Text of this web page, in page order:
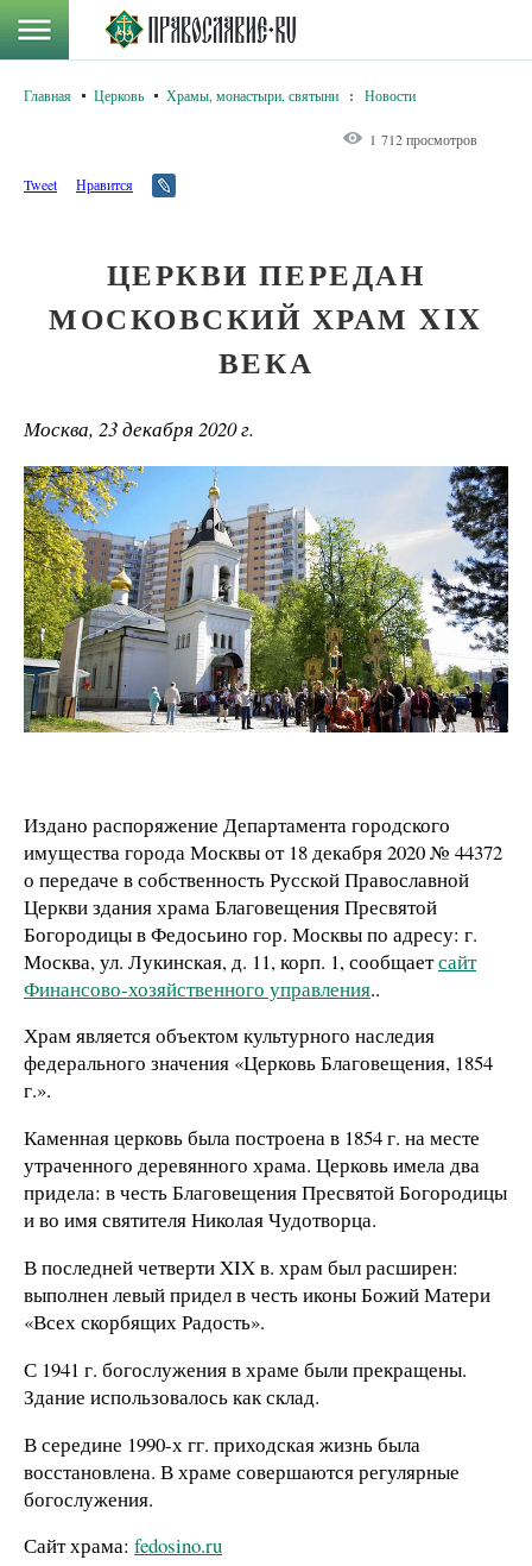
Главная Церковь Храмы, монастыри, святыни : Новости
1 712 просмотров
Tweet Нравится
ЦЕРКВИ ПЕРЕДАН
МОСКОВСКИЙ ХРАМ XIX
ВЕКА
Москва, 23 декабря 2020 г.
Издано распоряжение Департамента городского
имущества города Москвы от 18 декабря 2020 № 44372
о передаче в собственность Русской Православной
Церкви здания храма Благовещения Пресвятой
Богородицы в Федосьино гор. Москвы по адресу: г.
Москва, ул. Лукинская, д. 11, корп. 1, сообщаетсайт
Финансово-хозяйственного управления..
Храм является объектом культурного наследия
федерального значения «Церковь Благовещения, 1854
г.».
Каменная церковь была построена в 1854 г. на месте
утраченного деревянного храма. Церковь имела два
придела: в честь Благовещения Пресвятой Богородицы
и во имя святителя Николая Чудотворца.
В последней четверти XIX в. храм был расширен:
выполнен левый придел в честь иконы Божий Матери
«Всех скорбящих Радость».
С 1941 г. богослужения в храме были прекращены.
Здание использовалось как склад.
В середине 1990-х гг. приходская жизнь была
восстановлена. В храме совершаются регулярные
богослужения.
Сайт храма: fedosino.ru